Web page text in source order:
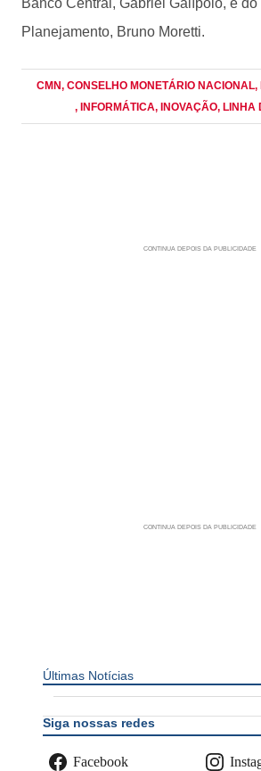
Planejamento, Bruno Moretti.
CMN, CONSELHO MONETÁRIO NACIONAL,
, INFORMÁTICA, INOVAÇÃO, LINHA
Últimas Notícias
Siga nossas redes
Facebook